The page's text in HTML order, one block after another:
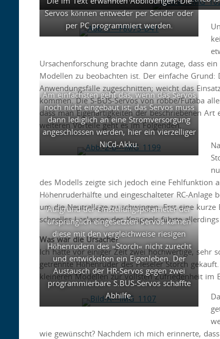
Servos können entweder per Sender oder
per PC programmiert werden.
Ursachenforschung brachte dann zutage, dass
Modellen zu beobachten ist. Der einfache
Anwendungsfälle zugeschnitten; weicht das
kommen. Die S-BUS-Servos von robbe/Futaba
dass man Eigenartigkeiten der beschriebenen
weiteren Vorteile geht es im Folgenden.
Am einfachsten geht das, wenn das Servos
noch nicht eingebaut ist; das Servos muss
dann lediglich an eine Stromversorgung
angeschlossen werden, hier ein vierzelliger
NiCd-Akku.
des Modells zeigte sich jedoch eine Fehlfunktion
Höhenruderhälfte und eingeschalteter RC-
um die Neutrallage zu schwingen. Erst eine
schnelles Loslassen des Knüppels führte
Was war die Ursache?
Ich hatte vor einiger Zeit zwei hochwertige, sehr
getrennte Höhenruder des Fieseler Storch
kleineren Modellen zur vollsten Zufriedenheit im
Aufgrund der Einstellungsparameter der
ursprünglich eingesetzten Servos kamen
diese mit den vergleichweise riesigen
Höhenrudern des »Storch« nicht zurecht
und entwickelten ein Eigenleben. Der
Austausch der HR-Servos gegen zwei
programmierbare S.BUS-Servos schaffte
Abhilfe.
wie gewünscht? Nachdem ich mich erinnerte,